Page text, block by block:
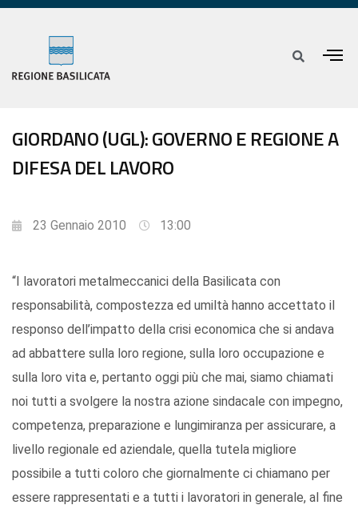
GIORDANO (UGL): GOVERNO E REGIONE A
DIFESA DEL LAVORO
23 Gennaio 2010 13:00
“I lavoratori metalmeccanici della Basilicata con
responsabilità, compostezza ed umiltà hanno accettato il
responso dell’impatto della crisi economica che si andava
ad abbattere sulla loro regione, sulla loro occupazione e
sulla loro vita e, pertanto oggi più che mai, siamo chiamati
noi tutti a svolgere la nostra azione sindacale con impegno,
competenza, preparazione e lungimiranza per assicurare, a
livello regionale ed aziendale, quella tutela migliore
possibile a tutti coloro che giornalmente ci chiamano per
essere rappresentati e a tutti i lavoratori in generale, al fine